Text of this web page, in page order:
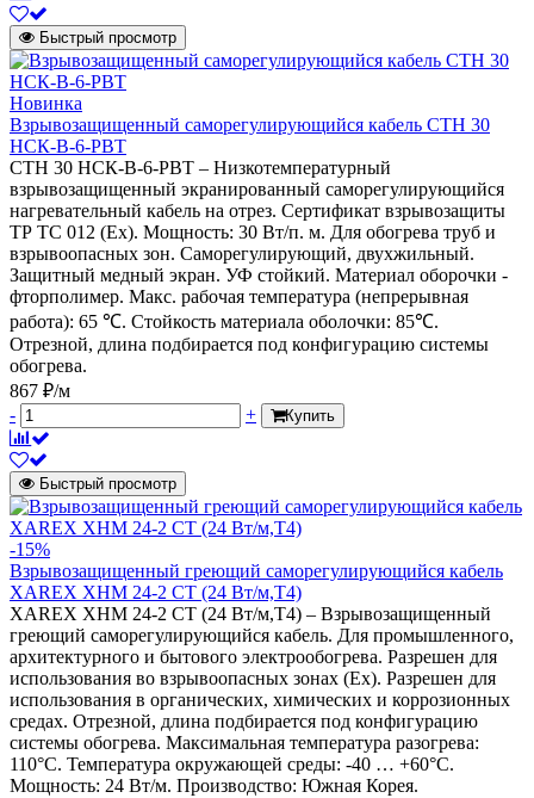
Быстрый просмотр
Новинка
Взрывозащищенный саморегулирующийся кабель СТН 30
НСК-В-6-РВТ
СТН 30 НСК-В-6-РВТ – Низкотемпературный
взрывозащищенный экранированный саморегулирующийся
нагревательный кабель на отрез. Сертификат взрывозащиты
ТР ТС 012 (Ех). Мощность: 30 Вт/п. м. Для обогрева труб и
взрывоопасных зон. Саморегулирующий, двухжильный.
Защитный медный экран. УФ стойкий. Материал оборочки -
фторполимер. Макс. рабочая температура (непрерывная
работа): 65 ℃. Стойкость материала оболочки: 85℃.
Отрезной, длина подбирается под конфигурацию системы
обогрева.
867 ₽/м
-
+ Купить
Быстрый просмотр
-15%
Взрывозащищенный греющий саморегулирующийся кабель
XAREX XHM 24-2 CT (24 Вт/м,Т4)
XAREX XHM 24-2 CT (24 Вт/м,Т4) – Взрывозащищенный
греющий саморегулирующийся кабель. Для промышленного,
архитектурного и бытового электрообогрева. Разрешен для
использования во взрывоопасных зонах (Ех). Разрешен для
использования в органических, химических и коррозионных
средах. Отрезной, длина подбирается под конфигурацию
системы обогрева. Максимальная температура разогрева:
110°С. Температура окружающей среды: -40 … +60°С.
Мощность: 24 Вт/м. Производство: Южная Корея.